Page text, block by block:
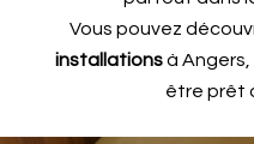
Vous pouvez
installationsà Angers,
être prêt